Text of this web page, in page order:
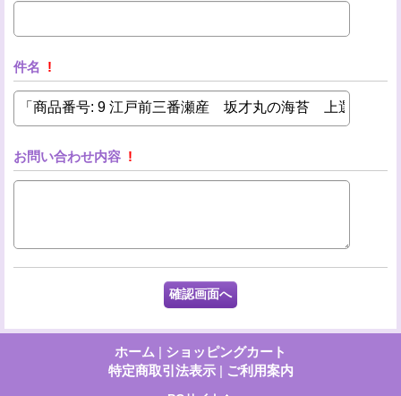
件名 !
お問い合わせ内容 !
ホーム | ショッピングカート
特定商取引法表示 | ご利用案内